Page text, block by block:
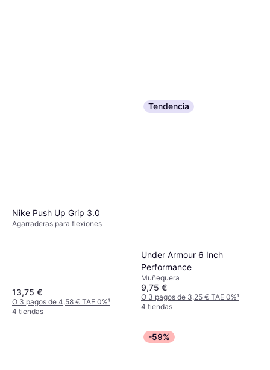
Nike Push Up Grip 3.0
Agarraderas para flexiones
13,75 €
O 3 pagos de 4,58 € TAE 0%¹
4 tiendas
Tendencia
Under Armour 6 Inch
Performance
Muñequera
9,75 €
O 3 pagos de 3,25 € TAE 0%¹
4 tiendas
-59%